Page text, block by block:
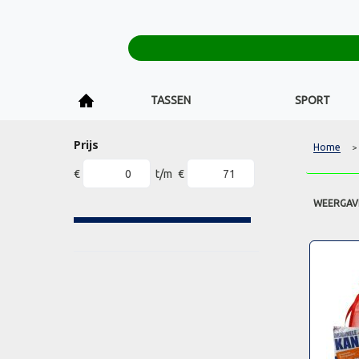
TASSEN SPORT
Prijs
€ t/m €
Home >